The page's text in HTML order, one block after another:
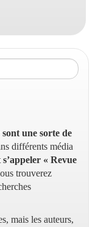
sont une sorte de
différents média
« Revue
trouverez
mais les auteurs,